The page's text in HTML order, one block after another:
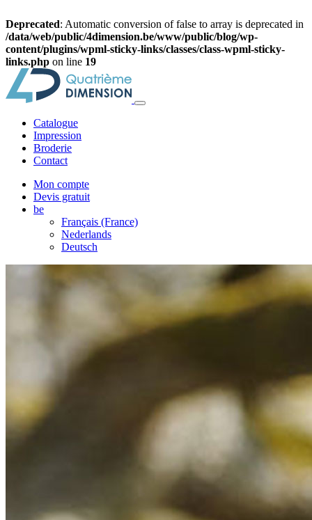
Deprecated: Automatic conversion of false to array is deprecated in
/data/web/public/4dimension.be/www/public/blog/wp-
content/plugins/wpml-sticky-links/classes/class-wpml-sticky-
links.php on line 19
Catalogue
Impression
Broderie
Contact
Mon compte
Devis gratuit
be
Français (France)
Nederlands
Deutsch